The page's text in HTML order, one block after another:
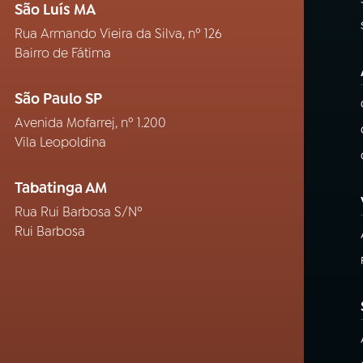
São Luís MA
Rua Armando Vieira da Silva, nº 126
Bairro de Fátima
São Paulo SP
Avenida Mofarrej, nº 1.200
Vila Leopoldina
Tabatinga AM
Rua Rui Barbosa S/Nº
Rui Barbosa